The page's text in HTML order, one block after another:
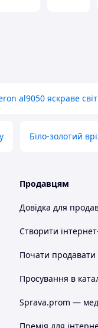
al9050 яскраве
Біло-золотий
Продавцям
Довідка для
Створити
Почати продавати
Просування в
Sprava.prom —